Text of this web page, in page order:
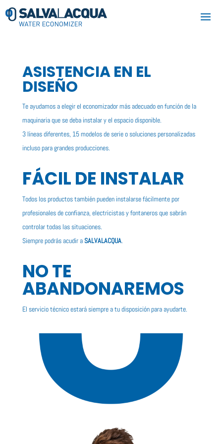
ASISTENCIA EN EL
DISEÑO
Te ayudamos a elegir el economizador más adecuado en función de la
maquinaria que se deba instalar y el espacio disponible.
3 líneas diferentes, 15 modelos de serie o soluciones personalizadas
incluso para grandes producciones.
FÁCIL DE INSTALAR
Todos los productos también pueden instalarse fácilmente por
profesionales de confianza, electricistas y fontaneros que sabrán
controlar todas las situaciones.
Siempre podrás acudir aSALVALACQUA.
NO TE
ABANDONAREMOS
El servicio técnico estará siempre a tu disposición para ayudarte.